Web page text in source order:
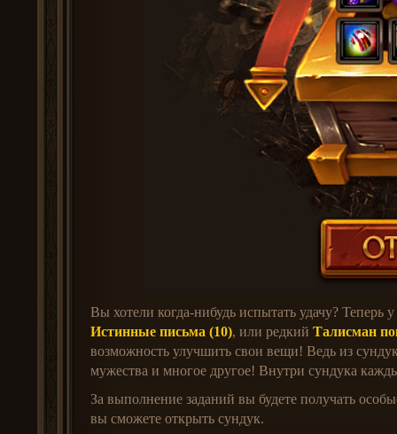
Вы хотели когда-нибудь испытать удачу? Теперь
Истинные письма (10), или редкий Талисман
возможность улучшить свои вещи! Ведь из
мужества и многое другое! Внутри сундука
За выполнение заданий вы будете получать
вы сможете открыть сундук.